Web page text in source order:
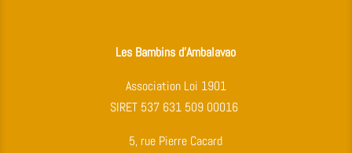
Les Bambins d’Ambalavao
Association Loi 1901
SIRET 537 631 509 00016
5, rue Pierre Cacard